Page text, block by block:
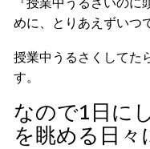
めに、とりあえずいつ
授業中うるさくしてた
す。
なので1日に
を眺める日々